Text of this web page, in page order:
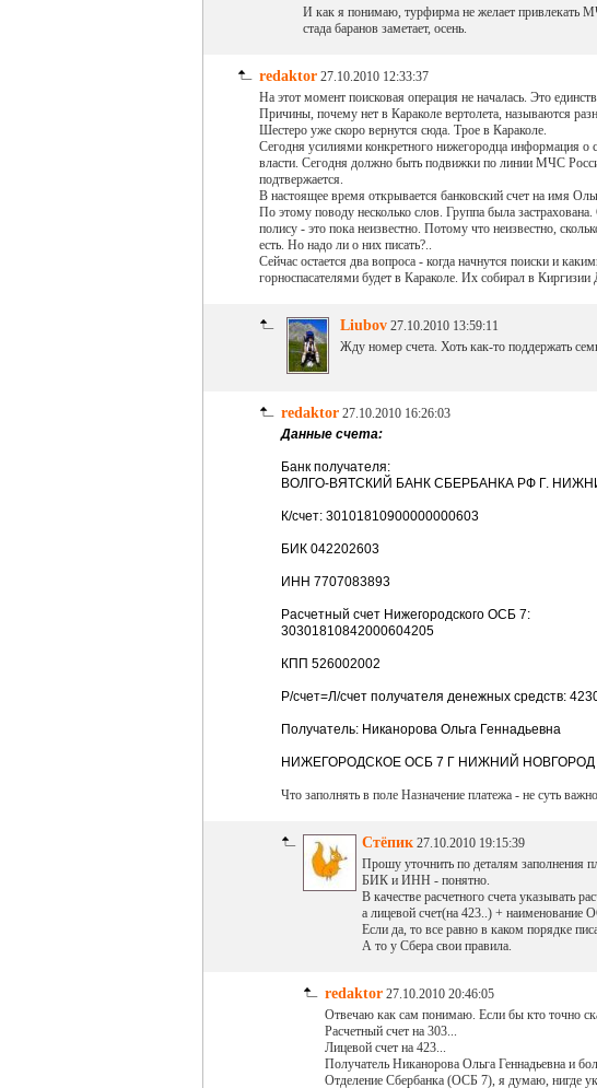
И как я понимаю, турфирма не желает привлекать
стада баранов заметает, осень.
redaktor 27.10.2010 12:33:37
На этот момент поисковая операция не началась. Это
Причины, почему нет в Караколе вертолета, называются
Шестеро уже скоро вернутся сюда. Трое в Караколе.
Сегодня усилиями конкретного нижегородца информация о
власти. Сегодня должно быть подвижки по линии МЧС
подтвержается.
В настоящее время открывается банковский счет на имя
По этому поводу несколько слов. Группа была
полису - это пока неизвестно. Потому что неизвестно,
есть. Но надо ли о них писать?..
Сейчас остается два вопроса - когда начнутся поиски и
горноспасателями будет в Караколе. Их собирал в
Liubov 27.10.2010 13:59:11
Жду номер счета. Хоть как-то поддержать
redaktor 27.10.2010 16:26:03
Данные счета:
Банк получателя:
ВОЛГО-ВЯТСКИЙ БАНК СБЕРБАНКА РФ Г.
К/счет: 30101810900000000603
БИК 042202603
ИНН 7707083893
Расчетный счет Нижегородского ОСБ 7:
30301810842000604205
КПП 526002002
Р/счет=Л/счет получателя денежных средств:
Получатель: Никанорова Ольга Геннадьевна
НИЖЕГОРОДСКОЕ ОСБ 7 Г НИЖНИЙ НОВГОРОД
Что заполнять в поле Назначение платежа - не суть
Стёпик 27.10.2010 19:15:39
Прошу уточнить по деталям заполнения
БИК и ИНН - понятно.
В качестве расчетного счета указывать
а лицевой счет(на 423..) +
Если да, то все равно в каком порядке
А то у Сбера свои правила.
redaktor 27.10.2010 20:46:05
Отвечаю как сам понимаю. Если бы кто точно
Расчетный счет на 303...
Лицевой счет на 423...
Получатель Никанорова Ольга Геннадьевна и
Отделение Сбербанка (ОСБ 7), я думаю, нигде